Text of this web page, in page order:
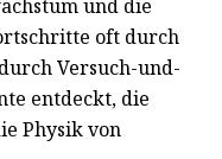
und die
oft durch
Versuch-und-
entdeckt, die
Physik von